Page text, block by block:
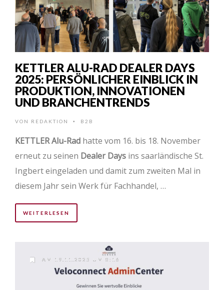
KETTLER ALU-RAD DEALER DAYS
2025: PERSÖNLICHER EINBLICK IN
PRODUKTION, INNOVATIONEN
UND BRANCHENTRENDS
VON REDAKTION • B2B
KETTLER Alu-Rad hatte vom 16. bis 18. November
erneut zu seinen Dealer Days ins saarländische St.
Ingbert eingeladen und damit zum zweiten Mal in
diesem Jahr sein Werk für Fachhandel, …
WEITERLESEN
AM 19.11.2025 UM 8:16